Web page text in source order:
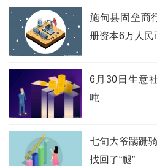
施甸县固垒商
册资本6万人民
6月30日生意
吨
七旬大爷蹒跚
找回了“腿”